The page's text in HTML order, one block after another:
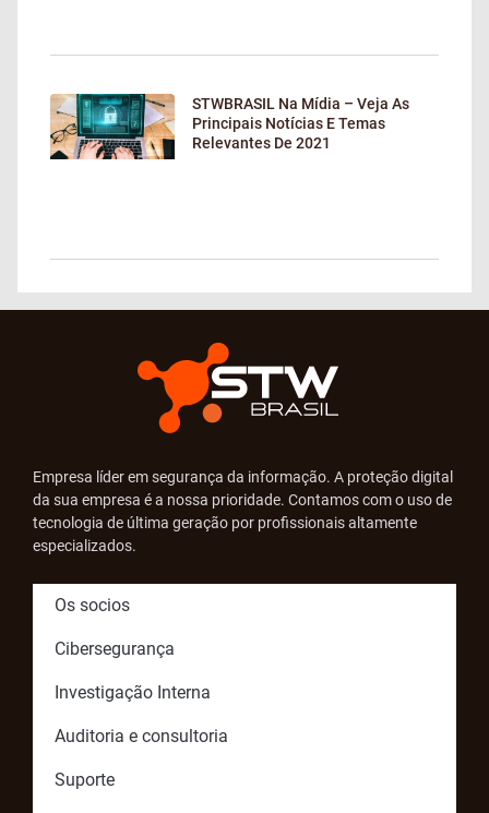
STWBRASIL Na Mídia – Veja As
Principais Notícias E Temas
Relevantes De 2021
Empresa líder em segurança da informação. A proteção digital
da sua empresa é a nossa prioridade. Contamos com o uso de
tecnologia de última geração por profissionais altamente
especializados.
Os socios
Cibersegurança
Investigação Interna
Auditoria e consultoria
Suporte